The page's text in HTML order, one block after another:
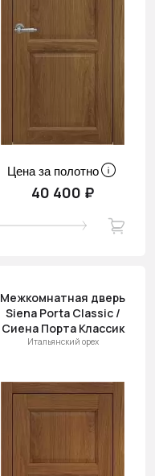
Цена за полотно
40 400 ₽
Межкомнатная дверь
Siena Porta Classic /
Сиена Порта Классик
Итальянский орех